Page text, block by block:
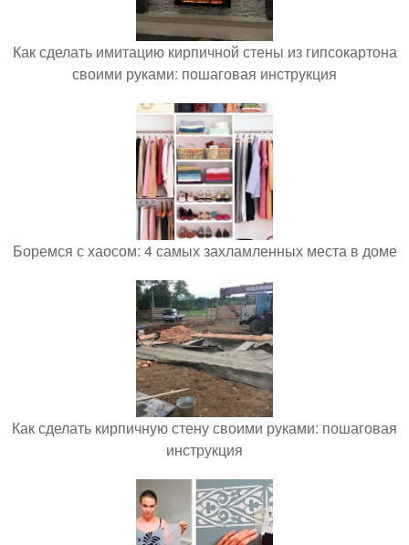
Как сделать имитацию кирпичной стены из гипсокартона
своими руками: пошаговая инструкция
Боремся с хаосом: 4 самых захламленных места в доме
Как сделать кирпичную стену своими руками: пошаговая
инструкция